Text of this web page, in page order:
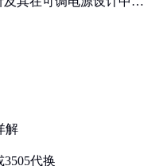
解
3505代换